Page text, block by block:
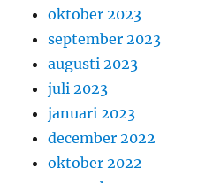
oktober 2023
september 2023
augusti 2023
juli 2023
januari 2023
december 2022
oktober 2022